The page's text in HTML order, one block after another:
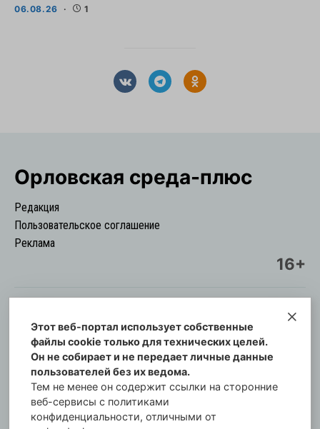
06.08.26 1
Орловская cреда-плюс
Редакция
Пользовательское соглашение
Реклама
16+
© Информационный городской портал
Орловская cреда-плюс, 2021-2026
Свидетельство о регистрации СМИ: ПИ №57-
00254 от 29 октября 2013 г.
Газета зарегистрирована Управлением
Федеральной службы по надзору в сфере связи,
Этот веб-портал использует собственные
файлы cookie только для технических целей.
Он не собирает и не передает личные данные
пользователей без их ведома.
Тем не менее он содержит ссылки на сторонние
веб-сервисы с политиками
конфиденциальности, отличными от